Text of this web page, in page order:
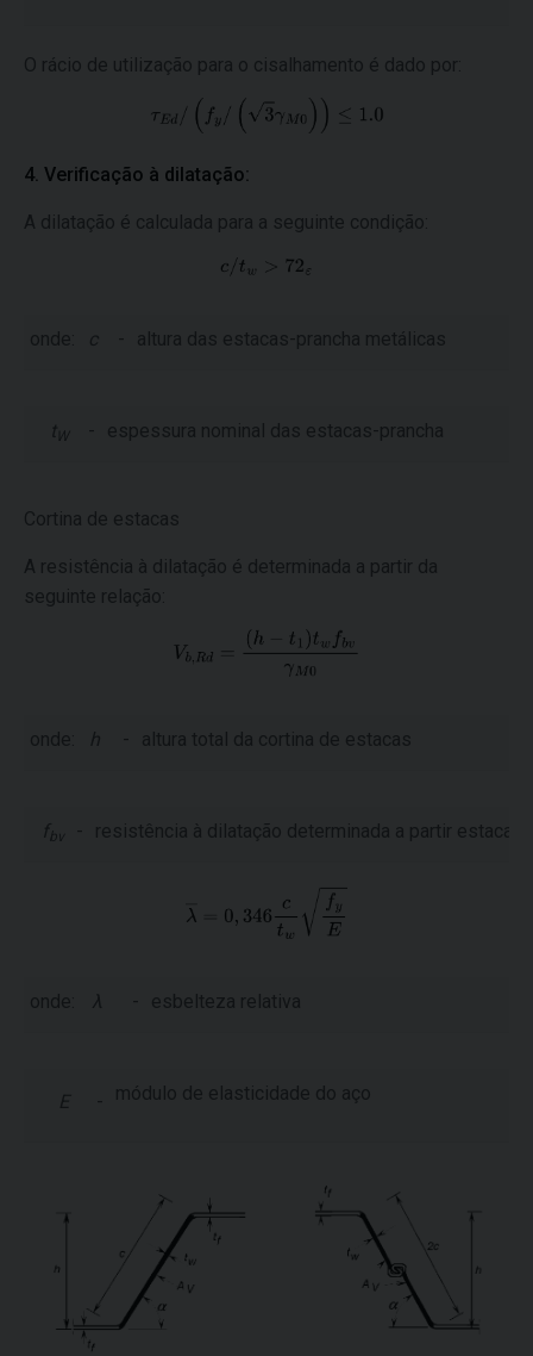
O rácio de utilização para o cisalhamento é dado por:
4. Verificação à dilatação:
A dilatação é calculada para a seguinte condição:
onde: c - altura das estacas-prancha metálicas
t W - espessura nominal das estacas-prancha
Cortina de estacas
A resistência à dilatação é determinada a partir da
seguinte relação:
onde: h - altura total da cortina de estacas
f bv - resistência à dilatação determinada a partir
onde: λ - esbelteza relativa
E - módulo de elasticidade do aço